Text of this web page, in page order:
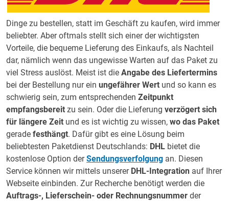
Dinge zu bestellen, statt im Geschäft zu kaufen, wird immer
beliebter. Aber oftmals stellt sich einer der wichtigsten
Vorteile, die bequeme Lieferung des Einkaufs, als Nachteil
dar, nämlich wenn das ungewisse Warten auf das Paket zu
viel Stress auslöst. Meist ist die Angabe des Liefertermins
bei der Bestellung nur ein ungefährer Wert und so kann es
schwierig sein, zum entsprechenden Zeitpunkt
empfangsbereit zu sein. Oder die Lieferung verzögert sich
für längere Zeit und es ist wichtig zu wissen, wo das Paket
gerade festhängt. Dafür gibt es eine Lösung beim
beliebtesten Paketdienst Deutschlands: DHL bietet die
kostenlose Option derSendungsverfolgung an. Diesen
Service können wir mittels unserer DHL-Integration auf Ihrer
Webseite einbinden. Zur Recherche benötigt werden die
Auftrags-, Lieferschein- oder Rechnungsnummer der